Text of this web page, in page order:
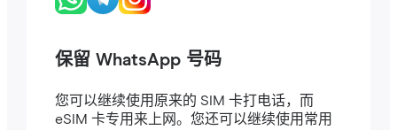
保留 WhatsApp 号码
您可以继续使用原来的 SIM 卡打电话，而
eSIM 卡专用来上网。您还可以继续使用常用